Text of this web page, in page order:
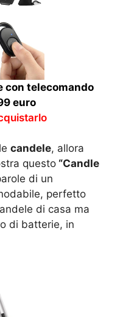
con telecomando
euro
candele, allora
questo “Candle
di un
perfetto
di casa ma
di batterie, in